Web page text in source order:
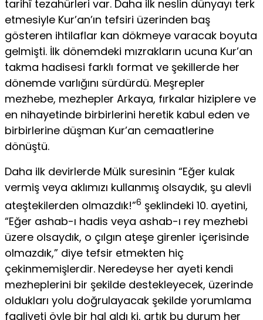
tarihî tezahürle­ri var. Daha ilk neslin dünyayı terk
etmesiyle Kur’an’ın tefsiri üzerinden baş
gösteren ihtilaflar kan dökmeye varacak boyu­ta
gelmişti. İlk dönemdeki mızrakların ucuna Kur’an
takma hadisesi farklı format ve şekillerde her
dönemde varlığını sürdürdü. Meşrepler
mezhebe, mezhepler Arkaya, fırkalar hi­ziplere ve
en nihayetinde birbirlerini heretik kabul eden ve
birbirlerine düşman Kur’an cemaatlerine
dönüştü.
Daha ilk devirlerde Mülk suresinin “Eğer kulak
vermiş veya aklımızı kullanmış olsaydık, şu alevli
ateştekilerden olmaz­dık!”6 şeklindeki 10. ayetini,
“Eğer ashab-ı hadis veya ashab-ı rey mezhebi
üzere olsaydık, o çılgın ateşe girenler içerisinde
olmazdık,” diye tefsir etmekten hiç
çekinmemişlerdir. Nere­deyse her ayeti kendi
mezheplerini bir şekilde destekleyecek, üzerinde
oldukları yolu doğrulayacak şekilde yorumlama
faa­liyeti öyle bir hal aldı ki, artık bu durum her